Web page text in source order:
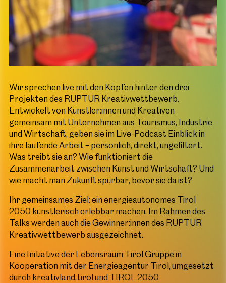
Wir sprechen live mit den Köpfen hinter den drei
Projekten des RUPTUR Kreativwettbewerb.
Entwickelt von Künstler:innen und Kreativen
gemeinsam mit Unternehmen aus Tourismus, Industrie
und Wirtschaft, geben sie im Live-Podcast Einblick in
ihre laufende Arbeit – persönlich, direkt, ungefiltert.
Was treibt sie an? Wie funktioniert die
Zusammenarbeit zwischen Kunst und Wirtschaft? Und
wie macht man Zukunft spürbar, bevor sie da ist?
Ihr gemeinsames Ziel: ein energieautonomes Tirol
2050 künstlerisch erlebbar machen. Im Rahmen des
Talks werden auch die Gewinner:innen des RUPTUR
Kreativwettbewerb ausgezeichnet.
Eine Initiative der Lebensraum Tirol Gruppe in
Kooperation mit der Energieagentur Tirol, umgesetzt
durch kreativland.tirol und TIROL 2050